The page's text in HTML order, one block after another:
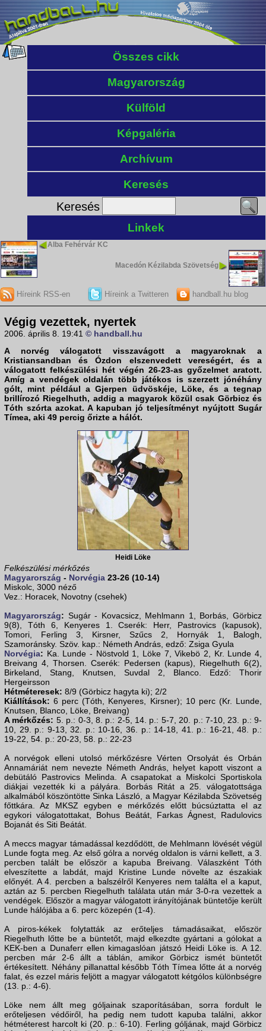
Összes cikk
Magyarország
Külföld
Képgaléria
Archívum
Keresés
Keresés
Linkek
Alba Fehérvár KC
Macedón Kézilabda Szövetség
Híreink RSS-en Híreink a Twitteren handball.hu blog
Végig vezettek, nyertek
2006. április 8. 19:41 © handball.hu
A norvég válogatott visszavágott a magyaroknak a
Kristiansandban és Ózdon elszenvedett vereségért, és a
válogatott felkészülési hét végén 26-23-as győzelmet aratott.
Amíg a vendégek oldalán több játékos is szerzett jónéhány
gólt, mint például a Gjerpen üdvöskéje, Löke, és a tegnap
brillírozó Riegelhuth, addig a magyarok közül csak Görbicz és
Tóth szórta azokat. A kapuban jó teljesítményt nyújtott Sugár
Tímea, aki 49 percig őrizte a hálót.
Heidi Löke
Felkészülési mérkőzés
Magyarország - Norvégia 23-26 (10-14)
Miskolc, 3000 néző
Vez.: Horacek, Novotny (csehek)
Magyarország: Sugár - Kovacsicz, Mehlmann 1, Borbás, Görbicz
9(8), Tóth 6, Kenyeres 1. Cserék: Herr, Pastrovics (kapusok),
Tomori, Ferling 3, Kirsner, Szűcs 2, Hornyák 1, Balogh,
Szamoránsky. Szöv. kap.: Németh András, edző: Zsiga Gyula
Norvégia: Ka. Lunde - Nöstvold 1, Löke 7, Vikebö 2, Kr. Lunde 4,
Breivang 4, Thorsen. Cserék: Pedersen (kapus), Riegelhuth 6(2),
Birkeland, Stang, Knutsen, Suvdal 2, Blanco. Edző: Thorir
Hergeirsson
Hétméteresek: 8/9 (Görbicz hagyta ki); 2/2
Kiállítások: 6 perc (Tóth, Kenyeres, Kirsner); 10 perc (Kr. Lunde,
Knutsen, Blanco, Löke, Breivang)
A mérkőzés: 5. p.: 0-3, 8. p.: 2-5, 14. p.: 5-7, 20. p.: 7-10, 23. p.: 9-
10, 29. p.: 9-13, 32. p.: 10-16, 36. p.: 14-18, 41. p.: 16-21, 48. p.:
19-22, 54. p.: 20-23, 58. p.: 22-23
A norvégok elleni utolsó mérkőzésre Vérten Orsolyát és Orbán
Annamáriát nem nevezte Németh András, helyet kapott viszont a
debütáló Pastrovics Melinda. A csapatokat a Miskolci Sportiskola
diákjai vezették ki a pályára. Borbás Ritát a 25. válogatottsága
alkalmából köszöntötte Sinka László, a Magyar Kézilabda Szövetség
főttkára. Az MKSZ egyben e mérkőzés előtt búcsúztatta el az
egykori válogatottakat, Bohus Beátát, Farkas Ágnest, Radulovics
Bojanát és Siti Beátát.
A meccs magyar támadással kezdődött, de Mehlmann lövését végül
Lunde fogta meg. Az első gólra a norvég oldalon is várni kellett, a 3.
percben talált be először a kapuba Breivang. Válaszként Tóth
elveszítette a labdát, majd Kristine Lunde növelte az északiak
előnyét. A 4. percben a balszélről Kenyeres nem találta el a kaput,
aztán az 5. percben Riegelhuth találata után már 3-0-ra vezettek a
vendégek. Először a magyar válogatott irányítójának büntetője került
Lunde hálójába a 6. perc közepén (1-4).
A piros-kékek folytatták az erőteljes támadásaikat, először
Riegelhuth lőtte be a büntetőt, majd elkezdte gyártani a gólokat a
KEK-ben a Dunaferr ellen kimagaslóan játszó Heidi Löke is. A 12.
percben már 2-6 állt a táblán, amikor Görbicz ismét büntetőt
értékesített. Néhány pillanattal később Tóth Tímea lőtte át a norvég
falat, és ezzel máris feljött a magyar válogatott kétgólos különbségre
(13. p.: 4-6).
Löke nem állt meg góljainak szaporításában, sorra fordult le
erőteljesen védőiről, ha pedig nem tudott kapuba találni, akkor
hétméterest harcolt ki (20. p.: 6-10). Ferling góljának, majd Görbicz